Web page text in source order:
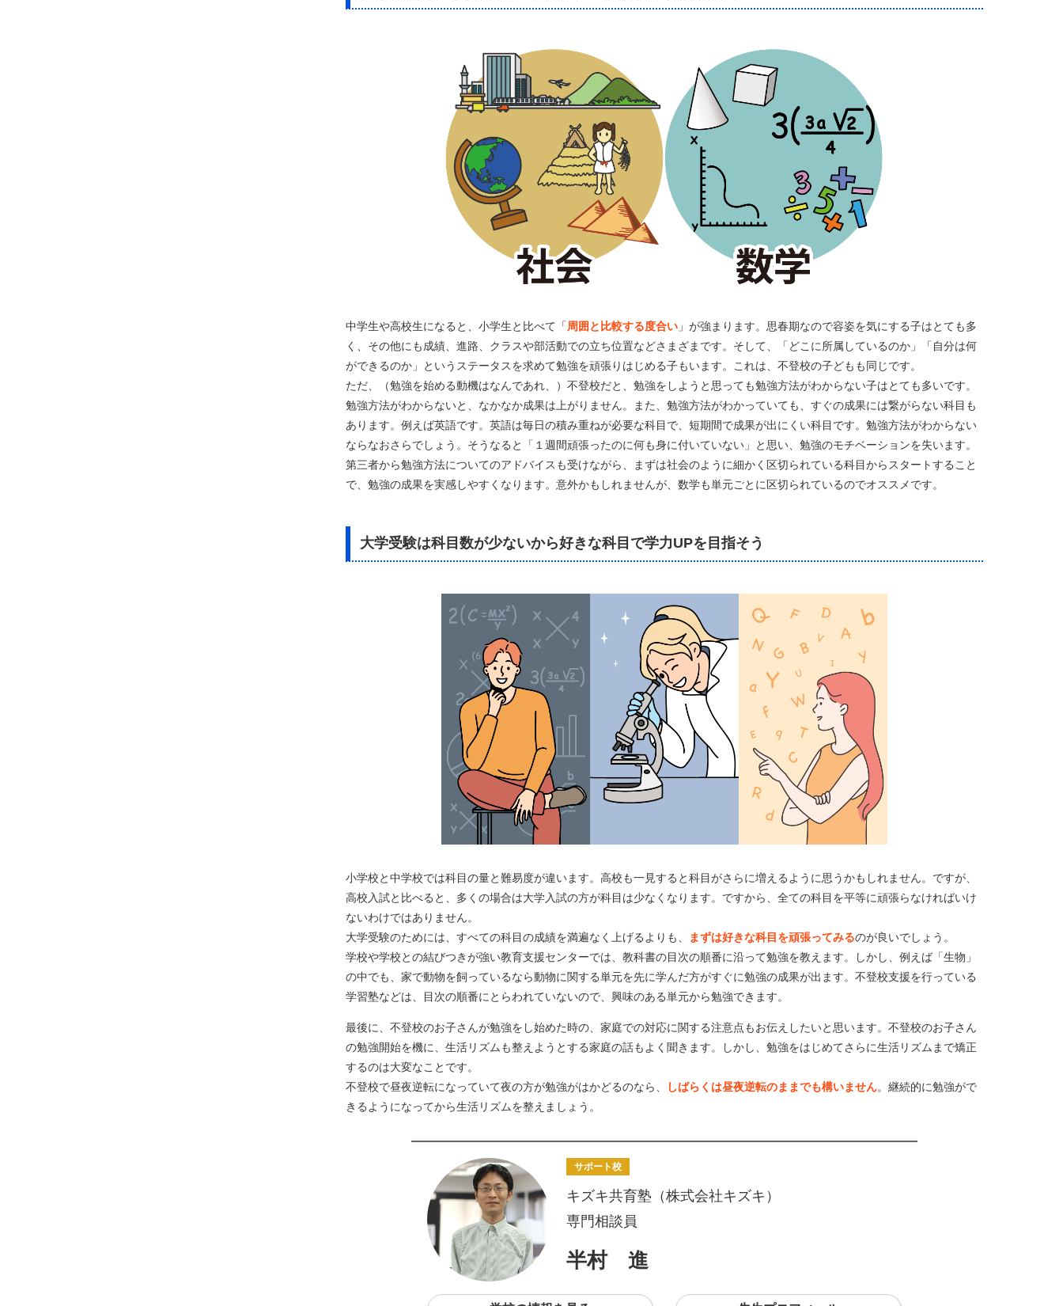
中学生や高校生になると、小学生と比べて「周囲と比較する度合い」が強まります。思春期なので容姿を気にする子はとても多
く、その他にも成績、進路、クラスや部活動での立ち位置などさまざまです。そして、「どこに所属しているのか」「自分は何
ができるのか」というステータスを求めて勉強を頑張りはじめる子もいます。これは、不登校の子どもも同じです。
ただ、（勉強を始める動機はなんであれ、）不登校だと、勉強をしようと思っても勉強方法がわからない子はとても多いです。
勉強方法がわからないと、なかなか成果は上がりません。また、勉強方法がわかっていても、すぐの成果には繋がらない科目も
あります。例えば英語です。英語は毎日の積み重ねが必要な科目で、短期間で成果が出にくい科目です。勉強方法がわからない
ならなおさらでしょう。そうなると「１週間頑張ったのに何も身に付いていない」と思い、勉強のモチベーションを失います。
第三者から勉強方法についてのアドバイスも受けながら、まずは社会のように細かく区切られている科目からスタートすること
で、勉強の成果を実感しやすくなります。意外かもしれませんが、数学も単元ごとに区切られているのでオススメです。
大学受験は科目数が少ないから好きな科目で学力UPを目指そう
小学校と中学校では科目の量と難易度が違います。高校も一見すると科目がさらに増えるように思うかもしれません。ですが、
高校入試と比べると、多くの場合は大学入試の方が科目は少なくなります。ですから、全ての科目を平等に頑張らなければいけ
ないわけではありません。
大学受験のためには、すべての科目の成績を満遍なく上げるよりも、
まずは好きな科目を頑張ってみるのが良いでしょう。
学校や学校との結びつきが強い教育支援センターでは、教科書の目次の順番に沿って勉強を教えます。しかし、例えば「生物」
の中でも、家で動物を飼っているなら動物に関する単元を先に学んだ方がすぐに勉強の成果が出ます。不登校支援を行っている
学習塾などは、目次の順番にとらわれていないので、興味のある単元から勉強できます。
最後に、不登校のお子さんが勉強をし始めた時の、家庭での対応に関する注意点もお伝えしたいと思います。不登校のお子さん
の勉強開始を機に、生活リズムも整えようとする家庭の話もよく聞きます。しかし、勉強をはじめてさらに生活リズムまで矯正
するのは大変なことです。
不登校で昼夜逆転になっていて夜の方が勉強がはかどるのなら、
しばらくは昼夜逆転のままでも構いません。継続的に勉強がで
きるようになってから生活リズムを整えましょう。
サポート校
キズキ共育塾（株式会社キズキ）
専門相談員
半村 進